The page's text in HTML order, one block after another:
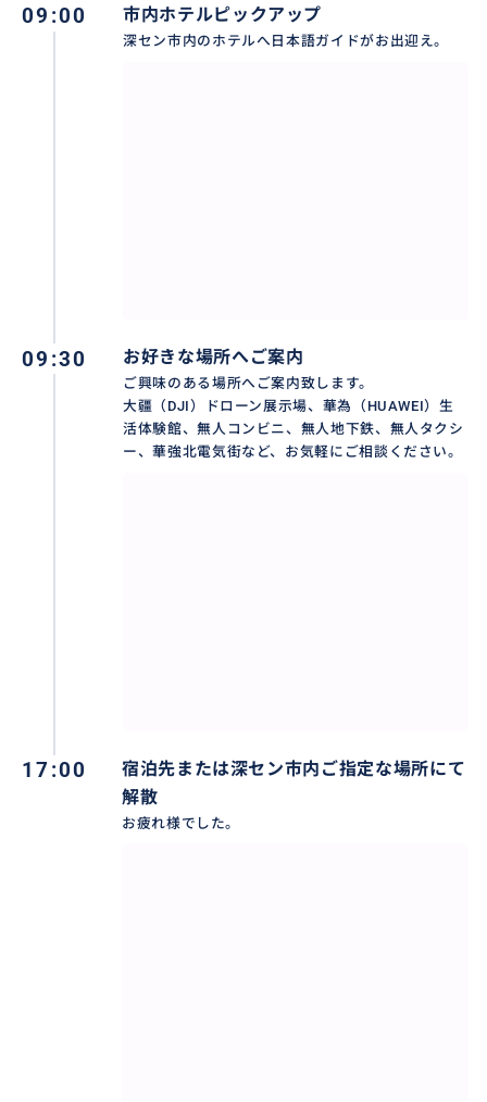
09:00 市内ホテルピックアップ
深セン市内のホテルへ日本語ガイドがお出迎え。
09:30 お好きな場所へご案内
ご興味のある場所へご案内致します。
大疆（DJI）ドローン展示場、華為（HUAWEI）生
活体験館、無人コンビニ、無人地下鉄、無人タクシ
ー、華強北電気街など、お気軽にご相談ください。
17:00
宿泊先または深セン市内ご指定な場所にて
解散
お疲れ様でした。